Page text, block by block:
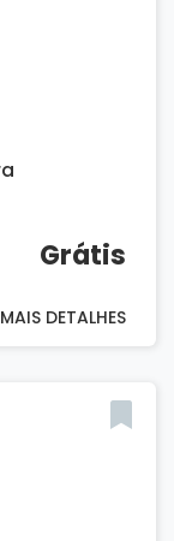
Grátis
MAIS DETALHES